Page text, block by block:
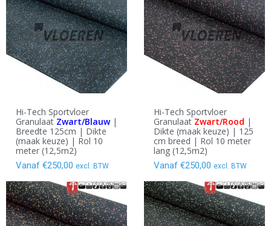
Hi-Tech Sportvloer
Granulaat Zwart/Blauw|
Breedte 125cm | Dikte
(maak keuze) | Rol 10
meter (12,5m2)
Vanaf €250,00 excl. BTW
Hi-Tech Sportvloer
Granulaat Zwart/Rood |
Dikte (maak keuze) | 125
cm breed | Rol 10 meter
lang (12,5m2)
Vanaf €250,00 excl. BTW